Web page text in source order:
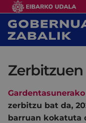
zerbitzu bat da,
barruan kokatuta